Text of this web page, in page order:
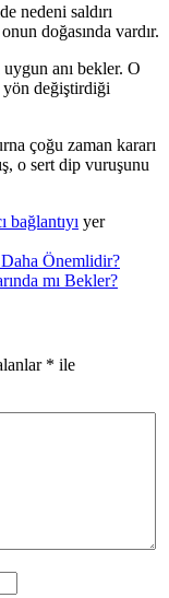
nedeni saldırı
doğasında vardır.
anı bekler. O
yön değiştirdiği
çoğu zaman kararı
o sert dip vuruşunu
bağlantıyı yer
Daha Önemlidir?
mı Bekler?
* ile